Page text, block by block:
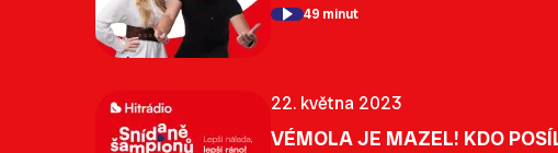
49 minut
22. května 2023
VÉMOLA JE MAZEL! KDO